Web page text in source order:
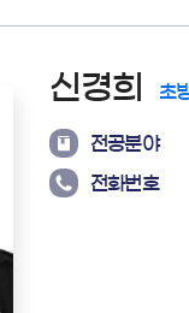
신경희 초
전공분야
전화번호